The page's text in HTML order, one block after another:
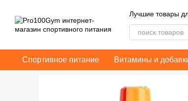
Лучшие товары
Спортивное питание Витамины и